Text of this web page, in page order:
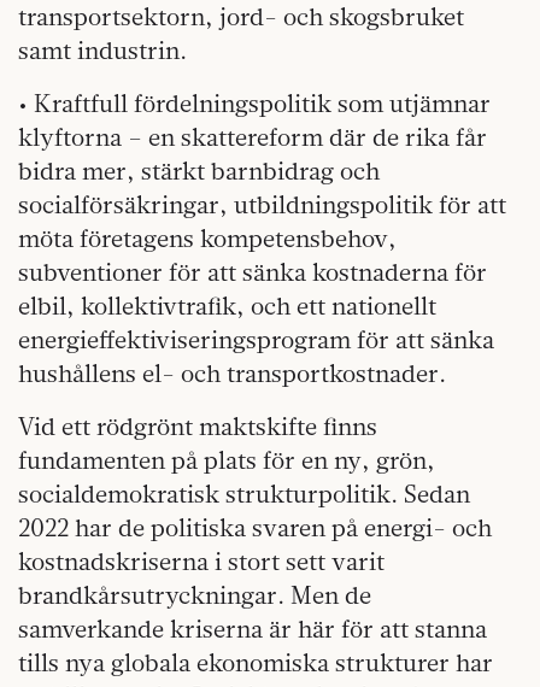
transportsektorn, jord- och skogsbruket
samt industrin.
• Kraftfull fördelningspolitik som utjämnar
klyftorna – en skattereform där de rika får
bidra mer, stärkt barnbidrag och
socialförsäkringar, utbildningspolitik för att
möta företagens kompetensbehov,
subventioner för att sänka kostnaderna för
elbil, kollektivtrafik, och ett nationellt
energieffektiviseringsprogram för att sänka
hushållens el- och transportkostnader.
Vid ett rödgrönt maktskifte finns
fundamenten på plats för en ny, grön,
socialdemokratisk strukturpolitik. Sedan
2022 har de politiska svaren på energi- och
kostnadskriserna i stort sett varit
brandkårsutryckningar. Men de
samverkande kriserna är här för att stanna
tills nya globala ekonomiska strukturer har